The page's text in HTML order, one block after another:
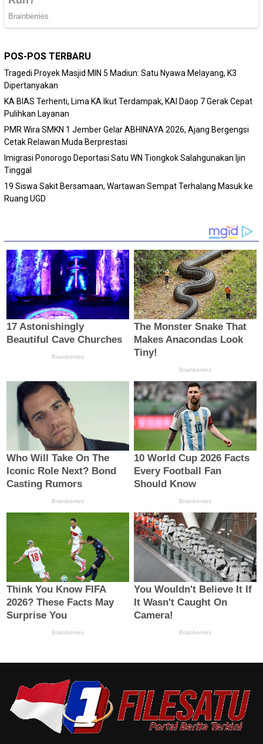
POS-POS TERBARU
Tragedi Proyek Masjid MIN 5 Madiun: Satu Nyawa Melayang, K3
Dipertanyakan
KA BIAS Terhenti, Lima KA Ikut Terdampak, KAI Daop 7 Gerak Cepat
Pulihkan Layanan
PMR Wira SMKN 1 Jember Gelar ABHINAYA 2026, Ajang Bergengsi
Cetak Relawan Muda Berprestasi
Imigrasi Ponorogo Deportasi Satu WN Tiongkok Salahgunakan Ijin
Tinggal
19 Siswa Sakit Bersamaan, Wartawan Sempat Terhalang Masuk ke
Ruang UGD